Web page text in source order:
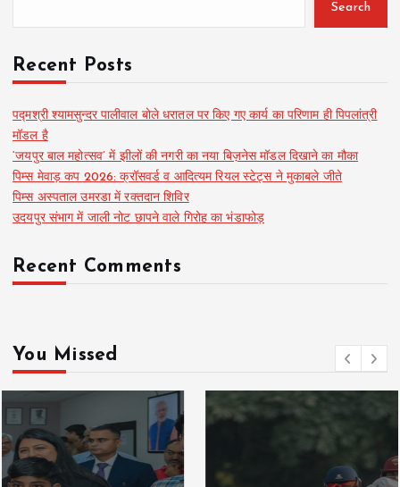
Search
Recent Posts
पद्मश्री श्यामसुन्दर पालीवाल बोले धरातल पर किए गए कार्य का परिणाम ही पिपलांत्री
मॉडल है
‘जयपुर बाल महोत्सव’ में झीलों की नगरी का नया बिज़नेस मॉडल दिखाने का मौका
पिम्स मेवाड़ कप 2026: क्रॉसवर्ड व आदित्यम रियल स्टेट्स ने मुकाबले जीते
पिम्स अस्पताल उमरडा में रक्तदान शिविर
उदयपुर संभाग में जाली नोट छापने वाले गिरोह का भंडाफोड़
Recent Comments
You Missed